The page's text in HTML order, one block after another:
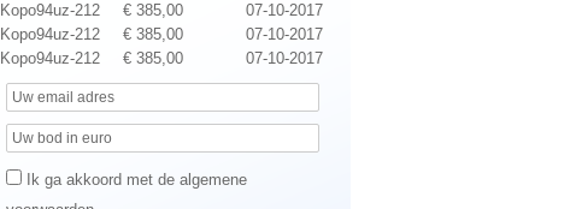
Kopo94uz-212
€ 385,00
07-10-2017
Kopo94uz-212
€ 385,00
07-10-2017
Kopo94uz-212
€ 385,00 07-10-2017
Ik ga akkoord met de algemene